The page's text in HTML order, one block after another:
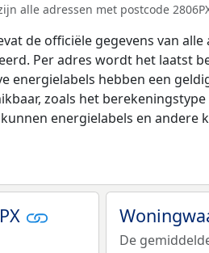
alle adressen met postcode
de officiële gegevens van
Per adres wordt het laatst
hebben een
zoals het
energielabels en
De